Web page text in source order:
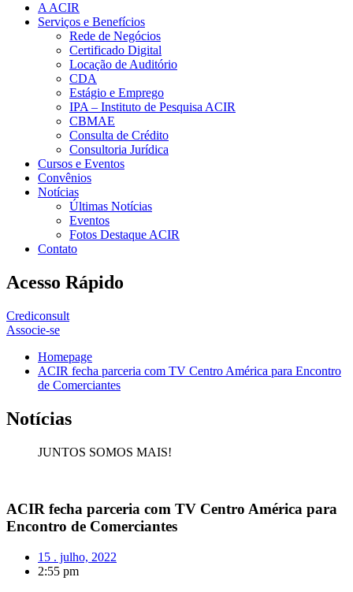
A ACIR
Serviços e Benefícios
Rede de Negócios
Certificado Digital
Locação de Auditório
CDA
Estágio e Emprego
IPA – Instituto de Pesquisa ACIR
CBMAE
Consulta de Crédito
Consultoria Jurídica
Cursos e Eventos
Convênios
Notícias
Últimas Notícias
Eventos
Fotos Destaque ACIR
Contato
Acesso Rápido
Crediconsult
Associe-se
Homepage
ACIR fecha parceria com TV Centro América para Encontro
de Comerciantes
Notícias
JUNTOS SOMOS MAIS!
ACIR fecha parceria com TV Centro América para
Encontro de Comerciantes
15 . julho, 2022
2:55 pm